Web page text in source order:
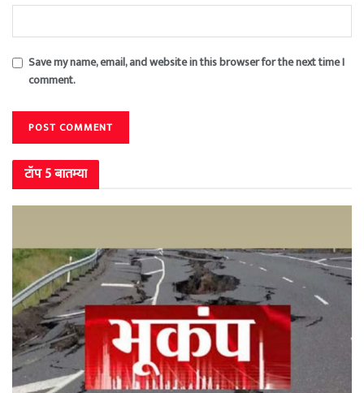
Save my name, email, and website in this browser for the next time I
comment.
टॉप 5 बातम्या